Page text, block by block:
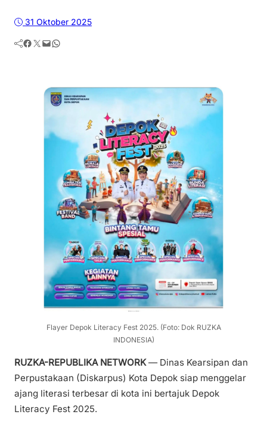
31 Oktober 2025
Facebook Twitter Mail WhatsApp
Flayer Depok Literacy Fest 2025. (Foto: Dok RUZKA
INDONESIA)
RUZKA-REPUBLIKA NETWORK— Dinas Kearsipan dan
Perpustakaan (Diskarpus) Kota Depok siap menggelar
ajang literasi terbesar di kota ini bertajuk Depok
Literacy Fest 2025.